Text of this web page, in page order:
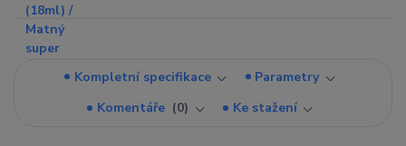
Kompletní specifikace
Parametry
Komentáře
0 Ke stažení